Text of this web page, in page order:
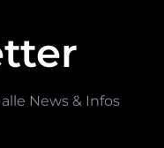
News & Infos